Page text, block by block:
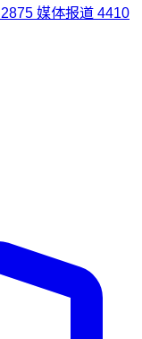
2875媒体报道4410